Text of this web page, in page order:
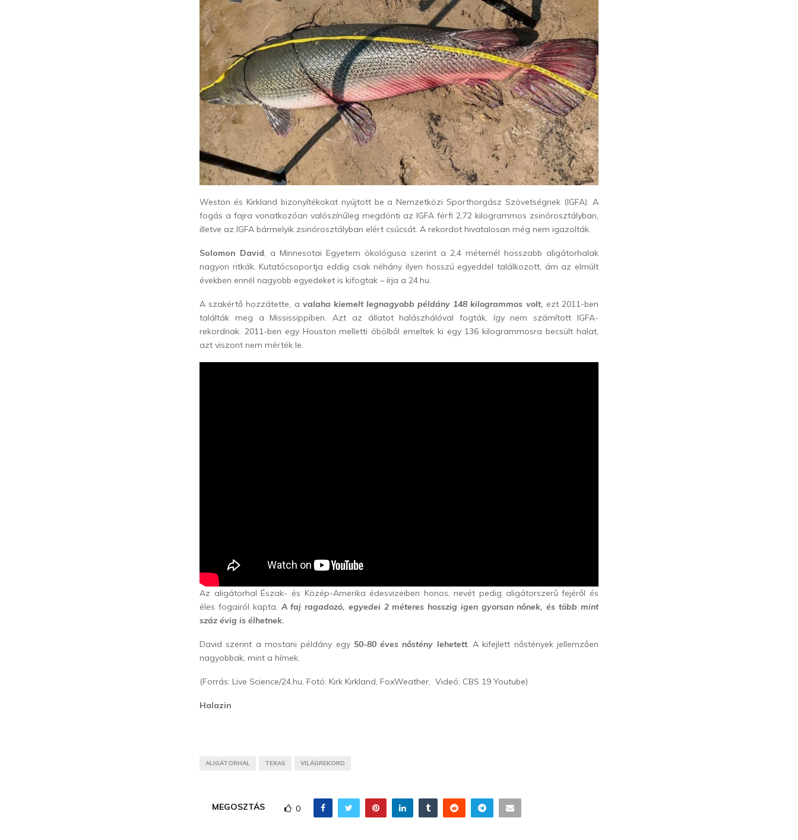
Weston és Kirkland bizonyítékokat nyújtott be a Nemzetközi Sporthorgász Szövetségnek (IGFA). A
fogás a fajra vonatkozóan valószínűleg megdönti az IGFA férfi 2,72 kilogrammos zsinórosztályban,
illetve az IGFA bármelyik zsinórosztályban elért csúcsát. A rekordot hivatalosan még nem igazolták.
Solomon David, a Minnesotai Egyetem ökológusa szerint a 2,4 méternél hosszabb aligátorhalak
nagyon ritkák. Kutatócsoportja eddig csak néhány ilyen hosszú egyeddel találkozott, ám az elmúlt
években ennél nagyobb egyedeket is kifogtak – írja a 24.hu.
A szakértő hozzátette, a valaha kiemelt legnagyobb példány 148 kilogrammos volt, ezt 2011-ben
találták meg a Mississippiben. Azt az állatot halászhálóval fogták, így nem számított IGFA-
rekordnak. 2011-ben egy Houston melletti öbölből emeltek ki egy 136 kilogrammosra becsült halat,
azt viszont nem mérték le.
Az aligátorhal Észak- és Közép-Amerika édesvizeiben honos, nevét pedig aligátorszerű fejéről és
éles fogairól kapta. A faj ragadozó, egyedei 2 méteres hosszig igen gyorsan nőnek, és több mint
száz évig is élhetnek.
David szerint a mostani példány egy 50-80 éves nőstény lehetett. A kifejlett nőstények jellemzően
nagyobbak, mint a hímek.
(Forrás: Live Science/24.hu, Fotó: Kirk Kirkland, FoxWeather, Videó: CBS 19 Youtube)
Halazin
ALIGÁTORHAL TEXAS VILÁGREKORD
MEGOSZTÁS 0